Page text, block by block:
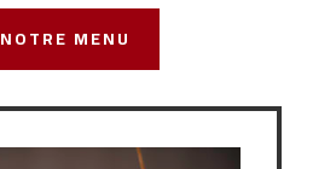
NOTRE MENU